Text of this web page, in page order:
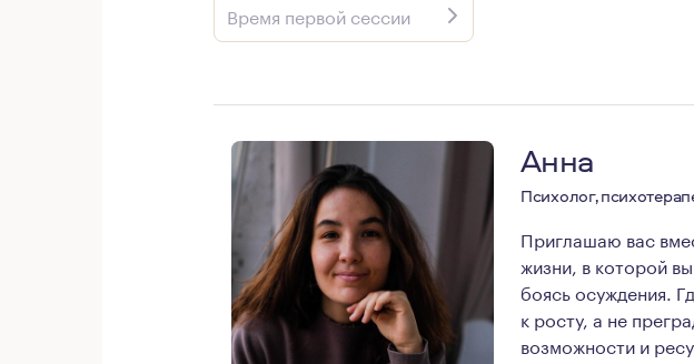
Время первой сессии
Анна
Психолог,
Приглашаю вас
жизни, в которой
боясь осуждения.
к росту, а не
возможности и